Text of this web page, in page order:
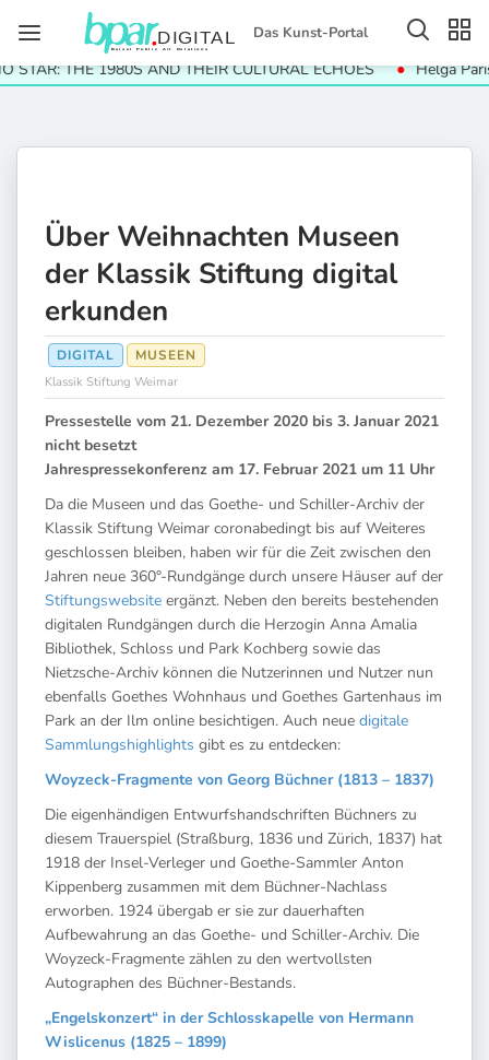
Das Kunst-Portal
THE 1980S AND THEIR CULTURAL ECHOES Helga Paris.
Über Weihnachten Museen
der Klassik Stiftung digital
erkunden
DIGITAL MUSEEN
Klassik Stiftung Weimar
Pressestelle vom 21. Dezember 2020 bis 3. Januar 2021
nicht besetzt
Jahrespressekonferenz am 17. Februar 2021 um 11 Uhr
Da die Museen und das Goethe- und Schiller-Archiv der
Klassik Stiftung Weimar coronabedingt bis auf Weiteres
geschlossen bleiben, haben wir für die Zeit zwischen den
Jahren neue 360°-Rundgänge durch unsere Häuser auf der
Stiftungswebsite ergänzt. Neben den bereits bestehenden
digitalen Rundgängen durch die Herzogin Anna Amalia
Bibliothek, Schloss und Park Kochberg sowie das
Nietzsche-Archiv können die Nutzerinnen und Nutzer nun
ebenfalls Goethes Wohnhaus und Goethes Gartenhaus im
Park an der Ilm online besichtigen. Auch neue digitale
Sammlungshighlights gibt es zu entdecken:
Woyzeck-Fragmente von Georg Büchner (1813 – 1837)
Die eigenhändigen Entwurfshandschriften Büchners zu
diesem Trauerspiel (Straßburg, 1836 und Zürich, 1837) hat
1918 der Insel-Verleger und Goethe-Sammler Anton
Kippenberg zusammen mit dem Büchner-Nachlass
erworben. 1924 übergab er sie zur dauerhaften
Aufbewahrung an das Goethe- und Schiller-Archiv. Die
Woyzeck-Fragmente zählen zu den wertvollsten
Autographen des Büchner-Bestands.
„Engelskonzert“ in der Schlosskapelle von Hermann
Wislicenus (1825 – 1899)